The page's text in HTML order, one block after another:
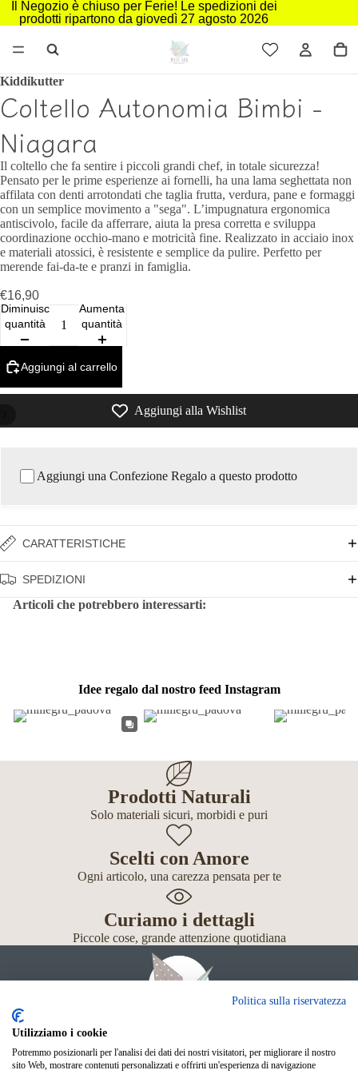
Il Negozio è chiuso per Ferie! Le spedizioni dei
prodotti ripartono da giovedì 27 agosto 2026
Kiddikutter
Coltello Autonomia Bimbi -
Niagara
Il coltello che fa sentire i piccoli grandi chef, in totale sicurezza!
Pensato per le prime esperienze ai fornelli, ha una lama seghettata non
affilata con denti arrotondati che taglia frutta, verdura, pane e formaggi
con un semplice movimento a "sega". L’impugnatura ergonomica
antiscivolo, facile da afferrare, aiuta la presa corretta e sviluppa
coordinazione occhio‑mano e motricità fine. Realizzato in acciaio inox
e materiali atossici, è resistente e semplice da pulire. Perfetto per
merende fai‑da‑te e pranzi in famiglia.
€16,90
Diminuisci
quantità
Aumenta
quantità
Aggiungi al carrello
Aggiungi alla Wishlist
Aggiungi una Confezione Regalo a questo prodotto
CARATTERISTICHE
SPEDIZIONI
Articoli che potrebbero interessarti:
Idee regalo dal nostro feed Instagram
Prodotti Naturali
Solo materiali sicuri, morbidi e puri
Scelti con Amore
Ogni articolo, una carezza pensata per te
Curiamo i dettagli
Piccole cose, grande attenzione quotidiana
Giochi
Politica sulla riservatezza
Utilizziamo i cookie
Potremmo posizionarli per l'analisi dei dati dei nostri visitatori, per migliorare il nostro
sito Web, mostrare contenuti personalizzati e offrirti un'esperienza di navigazione